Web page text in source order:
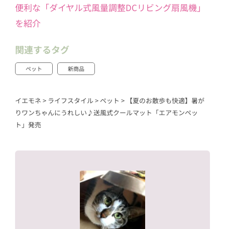
便利な「ダイヤル式風量調整DCリビング扇風機」
を紹介
関連するタグ
ペット 新商品
イエモネ > ライフスタイル> ペット > 【夏のお散歩も快適】暑が
りワンちゃんにうれしい♪送風式クールマット「エアモンペッ
ト」発売